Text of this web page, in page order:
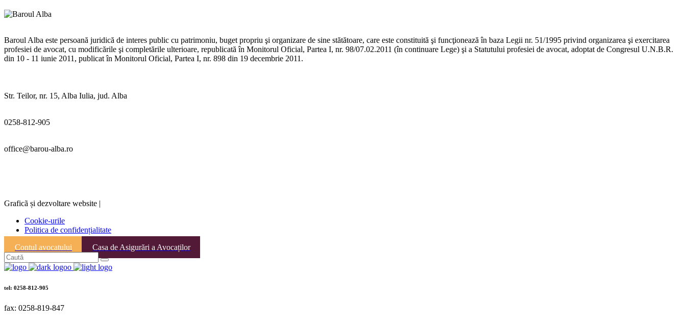
Baroul Alba este persoană juridică de interes public cu patrimoniu, buget propriu şi organizare de sine stătătoare, care este constituită şi funcţionează în baza Legii nr. 51/1995 privind organizarea şi exercitarea
profesiei de avocat, cu modificările şi completările ulterioare, republicată în Monitorul Oficial, Partea I, nr. 98/07.02.2011 (în continuare Lege) şi a Statutului profesiei de avocat, adoptat de Congresul U.N.B.R.
din 10 - 11 iunie 2011, publicat în Monitorul Oficial, Partea I, nr. 898 din 19 decembrie 2011.
Str. Teilor, nr. 15, Alba Iulia, jud. Alba
0258-812-905
office@barou-alba.ro
Graficã și dezvoltare website |
Cookie-urile
Politica de confidențialitate
Contul avocatului
Casa de Asigurări a Avocaților
tel: 0258-812-905
fax: 0258-819-847